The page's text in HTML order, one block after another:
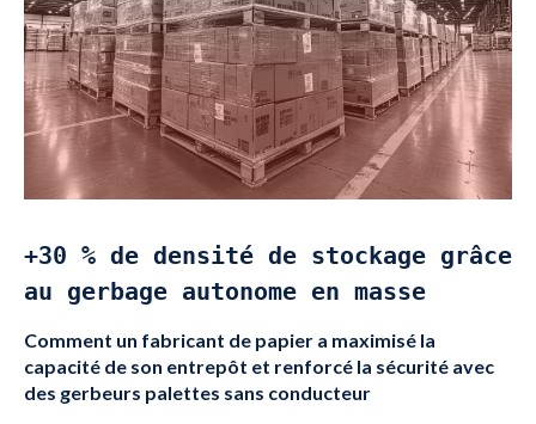
+30 % de densité de stockage grâce
au gerbage autonome en masse
Comment un fabricant de papier a maximisé la
capacité de son entrepôt et renforcé la sécurité avec
des gerbeurs palettes sans conducteur